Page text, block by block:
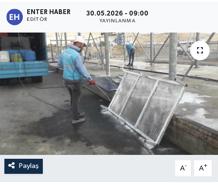
ENTER HABER
EDITÖR
30.05.2026 - 09:00
YAYINLANMA
Paylaş A- A+